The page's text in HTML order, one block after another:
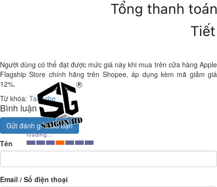
Người dùng có thể đạt được mức giá này khi mua trên cửa hàng Apple
Flagship Store chính hãng trên Shopee, áp dụng kèm mã giảm giá
12%.
Từ khóa: Tai nghe
Bình luận
Gửi đánh giá của bạn
Tên
Email / Số điện thoại